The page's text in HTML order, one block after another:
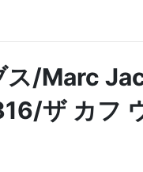
ス/Marc
ザ カフ